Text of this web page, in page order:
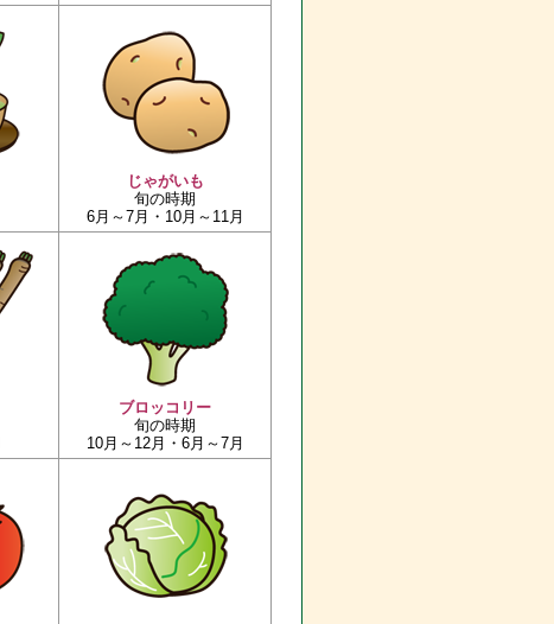
じゃがいも
旬の時期
6月～7月・10月～11月
ブロッコリー
旬の時期
10月～12月・6月～7月